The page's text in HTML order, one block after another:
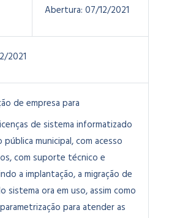
Abertura: 07/12/2021
2021
de empresa para
de sistema informatizado
municipal, com acesso
com suporte técnico e
a implantação, a migração de
ora em uso, assim como
para atender as